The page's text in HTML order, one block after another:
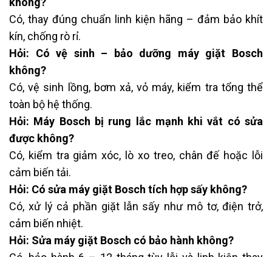
Có, thay đúng chuẩn linh kiện hãng – đảm bảo khít
kín, chống rò rỉ.
Hỏi: Có vệ sinh – bảo dưỡng máy giặt Bosch
không?
Có, vệ sinh lồng, bơm xả, vỏ máy, kiểm tra tổng thể
toàn bộ hệ thống.
Hỏi: Máy Bosch bị rung lắc mạnh khi vắt có sửa
được không?
Có, kiểm tra giảm xóc, lò xo treo, chân đế hoặc lỗi
cảm biến tải.
Hỏi: Có sửa máy giặt Bosch tích hợp sấy không?
Có, xử lý cả phần giặt lẫn sấy như mô tơ, điện trở,
cảm biến nhiệt.
Hỏi: Sửa máy giặt Bosch có bảo hành không?